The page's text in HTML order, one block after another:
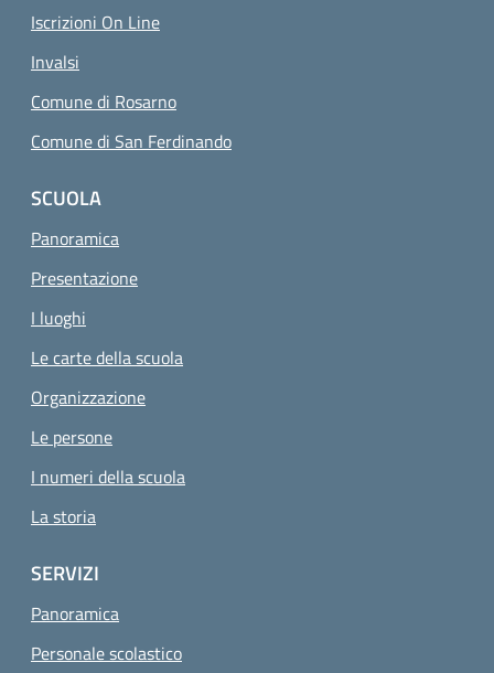
Iscrizioni On Line
Invalsi
Comune di Rosarno
Comune di San Ferdinando
SCUOLA
Panoramica
Presentazione
I luoghi
Le carte della scuola
Organizzazione
Le persone
I numeri della scuola
La storia
SERVIZI
Panoramica
Personale scolastico